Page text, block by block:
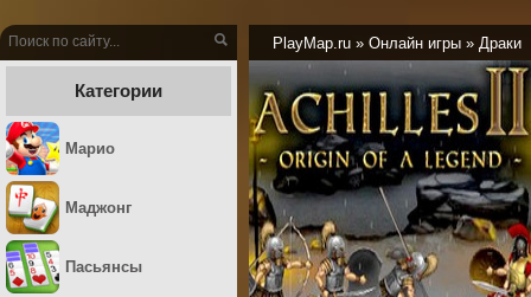
PlayMap.ru » Онлайн игры » Драки
Категории
Марио
Маджонг
Пасьянсы